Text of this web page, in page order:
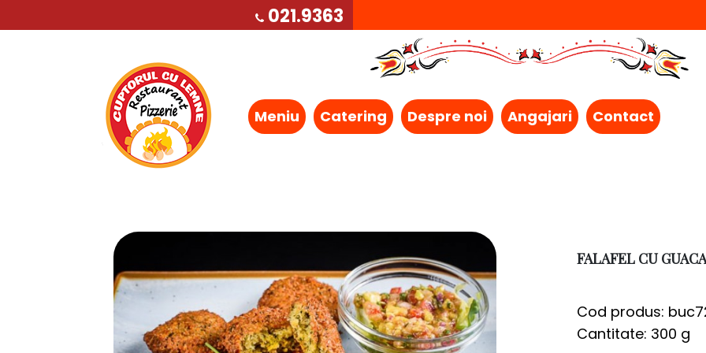
021.9363
Meniu Catering Despre noi Angajari Contact
FALAFEL CU
Cod produs:
Cantitate: 300 g